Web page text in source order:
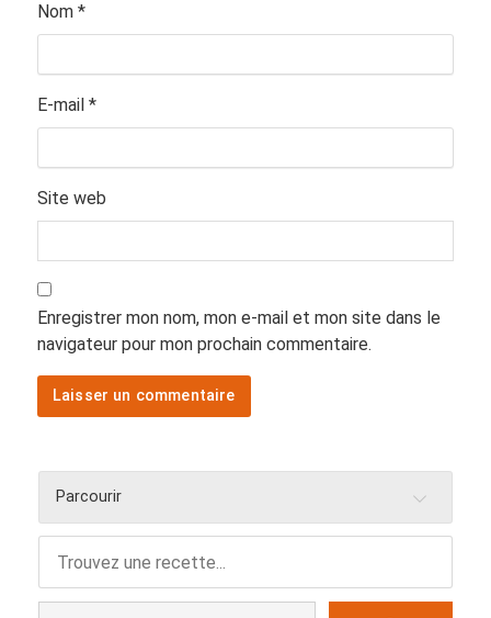
Nom *
E-mail *
Site web
Enregistrer mon nom, mon e-mail et mon site dans le
navigateur pour mon prochain commentaire.
Parcourir